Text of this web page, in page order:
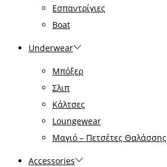
Εσπαντρίγιες
Boat
Underwear
Μπόξερ
Σλιπ
Κάλτσες
Loungewear
Μαγιό – Πετσέτες Θαλάσσης
Accessories